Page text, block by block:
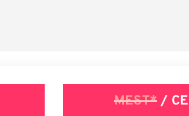
MEST* /